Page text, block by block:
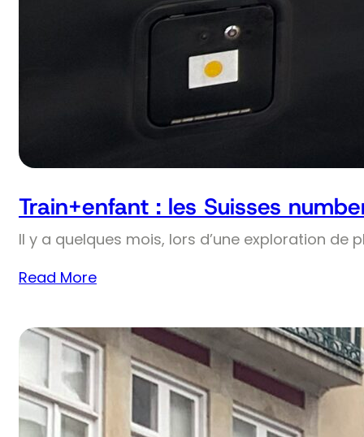
Train+enfant : les Suisses
Il y a quelques mois, lors d’une exploration de
Read More